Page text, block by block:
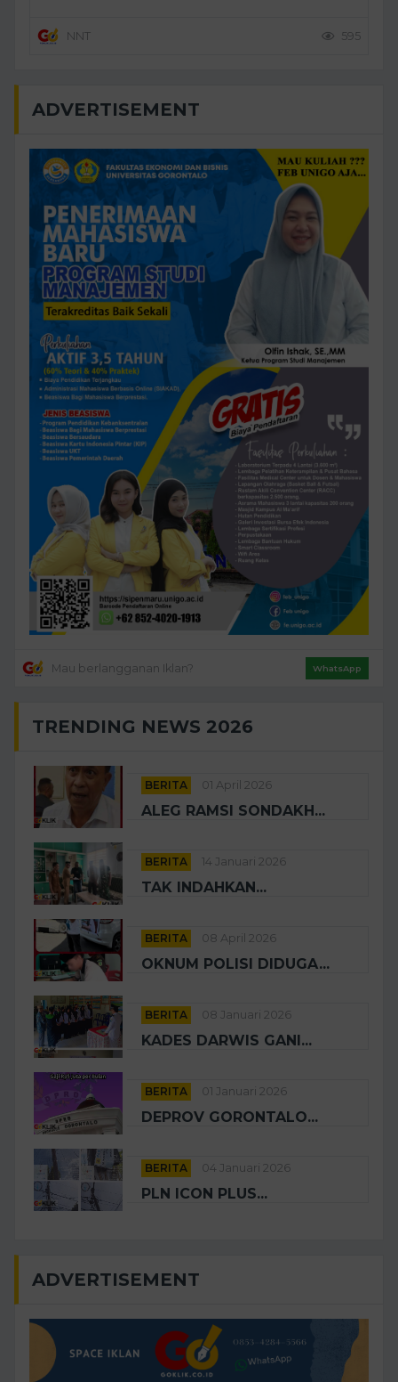
NNT 595
ADVERTISEMENT
Mau berlangganan Iklan? WhatsApp
TRENDING NEWS 2026
BERITA 01 April 2026
ALEG RAMSI SONDAKH...
BERITA 14 Januari 2026
TAK INDAHKAN...
BERITA 08 April 2026
OKNUM POLISI DIDUGA...
BERITA 08 Januari 2026
KADES DARWIS GANI...
BERITA 01 Januari 2026
DEPROV GORONTALO...
BERITA 04 Januari 2026
PLN ICON PLUS...
ADVERTISEMENT